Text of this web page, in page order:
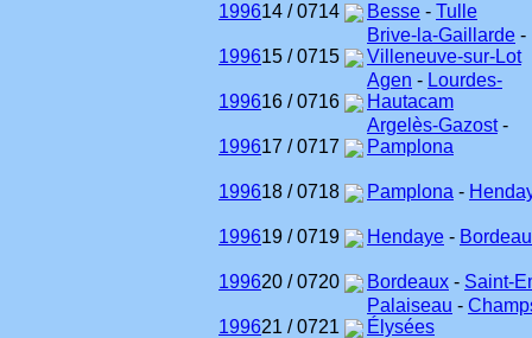
199614 / 0714 Besse - Tulle
199615 / 0715
Brive-la-Gaillarde -
Villeneuve-sur-Lot
199616 / 0716
Agen - Lourdes-
Hautacam
199617 / 0717
Argelès-Gazost-
Pamplona
199618 / 0718 Pamplona -
199619 / 0719 Hendaye -
199620 / 0720 Bordeaux - Saint-
199621 / 0721
Palaiseau -
Élysées